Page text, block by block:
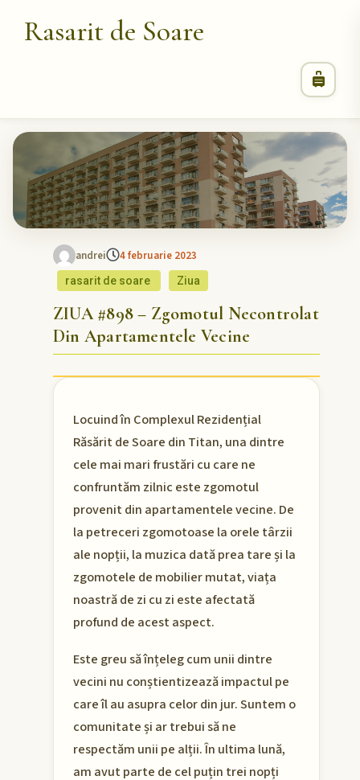
Rasarit de Soare
andrei 4 februarie 2023
rasarit de soare Ziua
ZIUA #898 – Zgomotul Necontrolat
Din Apartamentele Vecine
Locuind în Complexul Rezidențial
Răsărit de Soare din Titan, una dintre
cele mai mari frustări cu care ne
confruntăm zilnic este zgomotul
provenit din apartamentele vecine. De
la petreceri zgomotoase la orele târzii
ale nopții, la muzica dată prea tare și la
zgomotele de mobilier mutat, viața
noastră de zi cu zi este afectată
profund de acest aspect.
Este greu să înțeleg cum unii dintre
vecini nu conștientizează impactul pe
care îl au asupra celor din jur. Suntem o
comunitate și ar trebui să ne
respectăm unii pe alții. În ultima lună,
am avut parte de cel puțin trei nopți